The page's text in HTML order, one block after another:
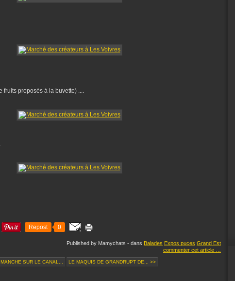
fruits proposés à la buvette) ....
Repost 0
Published by Mamychats - dans Balades Expos puces Grand Est
commenter cet article
SUR LE CANAL... LE MAQUIS DE GRANDRUPT DE... >>